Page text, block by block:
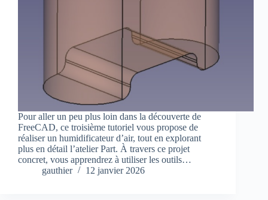
Pour aller un peu plus loin dans la découverte de
FreeCAD, ce troisième tutoriel vous propose de
réaliser un humidificateur d’air, tout en explorant
plus en détail l’atelier Part. À travers ce projet
concret, vous apprendrez à utiliser les outils…
gauthier
12 janvier 2026